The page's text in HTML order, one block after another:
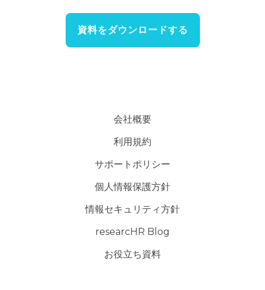
資料をダウンロードする
会社概要
利用規約
サポートポリシー
個人情報保護方針
情報セキュリティ方針
researcHR Blog
お役立ち資料